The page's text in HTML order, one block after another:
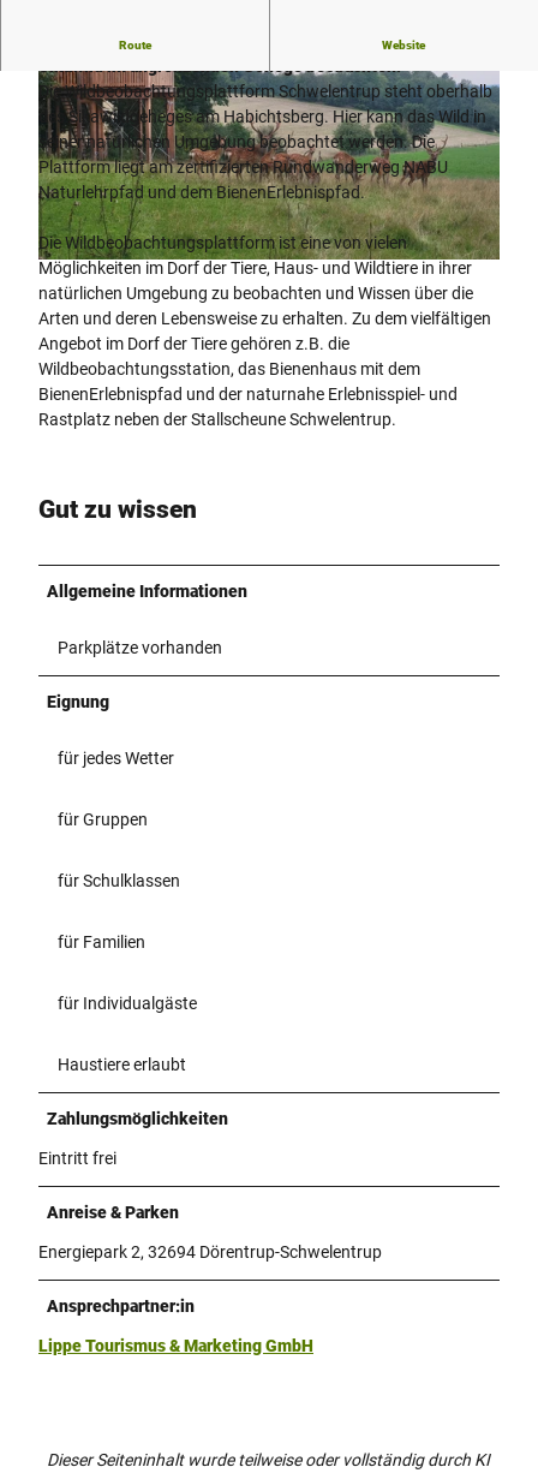
© Lippe Tourismus & Marketing GmbH | CC-BY-SA
© Dr. Wolfgang Diekmeier | CC-BY-SA
Route Website
Von der Wildbeobachtungsplattform können Sie das
Die Wildbeobachtungsplattform Schwelentrup steht oberhalb
des Sikawildgeheges am Habichtsberg. Hier kann das Wild in
seiner natürlichen Umgebung beobachtet werden. Die
Plattform liegt am zertifizierten Rundwanderweg NABU
Naturlehrpfad und dem BienenErlebnispfad.
Die Wildbeobachtungsplattform ist eine von vielen
Möglichkeiten im Dorf der Tiere, Haus- und Wildtiere in ihrer
natürlichen Umgebung zu beobachten und Wissen über die
Arten und deren Lebensweise zu erhalten. Zu dem vielfältigen
Angebot im Dorf der Tiere gehören z.B. die
Wildbeobachtungsstation, das Bienenhaus mit dem
BienenErlebnispfad und der naturnahe Erlebnisspiel- und
Rastplatz neben der Stallscheune Schwelentrup.
Gut zu wissen
Allgemeine Informationen
Parkplätze vorhanden
Eignung
für jedes Wetter
für Gruppen
für Schulklassen
für Familien
für Individualgäste
Haustiere erlaubt
Zahlungsmöglichkeiten
Eintritt frei
Anreise & Parken
Energiepark 2, 32694 Dörentrup-Schwelentrup
Ansprechpartner:in
Lippe Tourismus & Marketing GmbH
Dieser Seiteninhalt wurde teilweise oder vollständig durch KI